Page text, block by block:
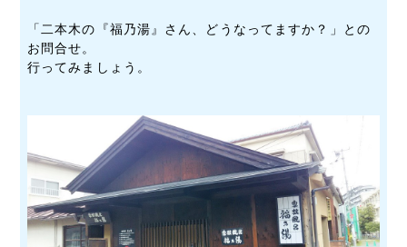
「二本木の『福乃湯』さん、どうなってますか？」との
お問合せ。
行ってみましょう。